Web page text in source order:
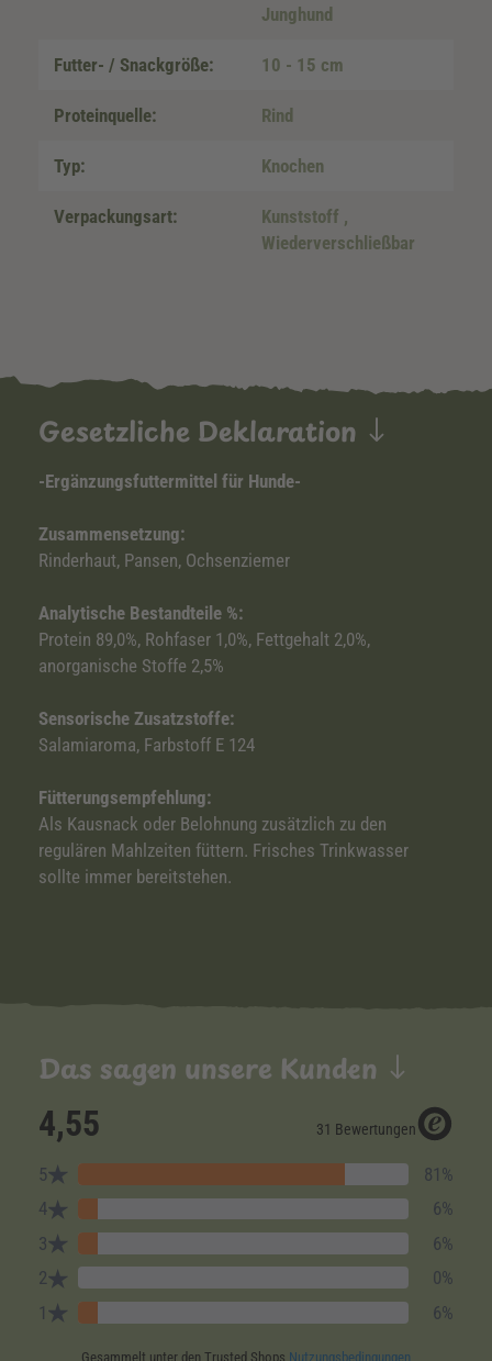
Junghund
Futter- / Snackgröße: 10 - 15 cm
Proteinquelle: Rind
Typ: Knochen
Verpackungsart: Kunststoff ,
Wiederverschließbar
Gesetzliche Deklaration
-Ergänzungsfuttermittel für Hunde-
Zusammensetzung:
Rinderhaut, Pansen, Ochsenziemer
Analytische Bestandteile %:
Protein 89,0%, Rohfaser 1,0%, Fettgehalt 2,0%,
anorganische Stoffe 2,5%
Sensorische Zusatzstoffe:
Salamiaroma, Farbstoff E 124
Fütterungsempfehlung:
Als Kausnack oder Belohnung zusätzlich zu den
regulären Mahlzeiten füttern. Frisches Trinkwasser
sollte immer bereitstehen.
Das sagen unsere Kunden